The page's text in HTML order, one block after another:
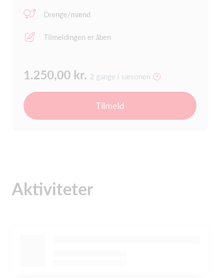
Drenge/mænd
Tilmeldingen er åben
1.250,00 kr. 2 gange i sæsonen
Tilmeld
Aktiviteter